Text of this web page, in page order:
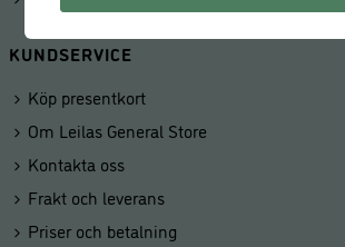
KUNDSERVICE
Köp presentkort
Om Leilas General Store
Kontakta oss
Frakt och leverans
Priser och betalning